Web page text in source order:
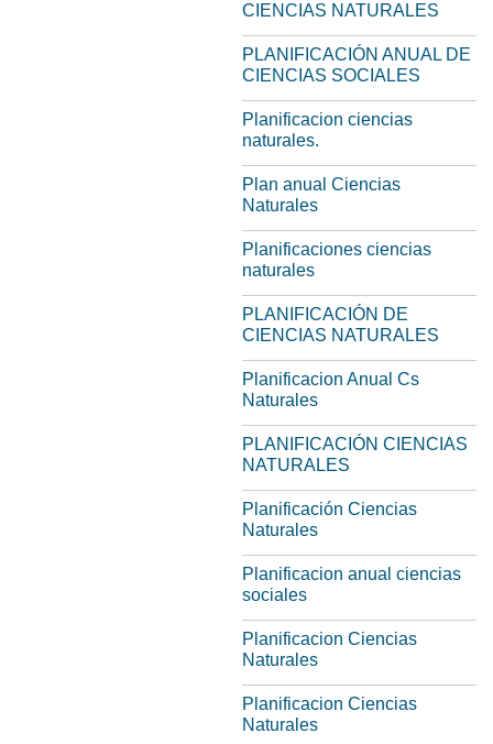
CIENCIAS NATURALES
PLANIFICACIÓN ANUAL DE
CIENCIAS SOCIALES
Planificacion ciencias
naturales.
Plan anual Ciencias
Naturales
Planificaciones ciencias
naturales
PLANIFICACIÓN DE
CIENCIAS NATURALES
Planificacion Anual Cs
Naturales
PLANIFICACIÓN CIENCIAS
NATURALES
Planificación Ciencias
Naturales
Planificacion anual ciencias
sociales
Planificacion Ciencias
Naturales
Planificacion Ciencias
Naturales